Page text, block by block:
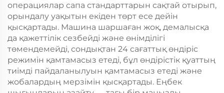
операциялар сапа стандарттарын сақтай отырып,
орындалу уақытын екіден төрт есе дейін
қысқартады. Машина шаршаған жоқ, демалысқа
да қажеттілік сезбейді және өнімділігі
төмендемейді, сондықтан 24 сағаттық өндіріс
режимін қамтамасыз етеді, бұл өндірістік қуаттың
тиімді пайдаланылуын қамтамасыз етеді және
жобалардың мерзімін қысқартады. Еңбек